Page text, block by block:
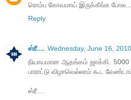
ரொம்ப கோவமாய் இருக்கீங்க போல....
Reply
ஸ்ரீ.... Wednesday, June 16,
நியாயமான ஆதங்கம் ஜாக்கி. 5000
பாராட்டு விழாவெல்லாம் கூட
ஸ்ரீ....